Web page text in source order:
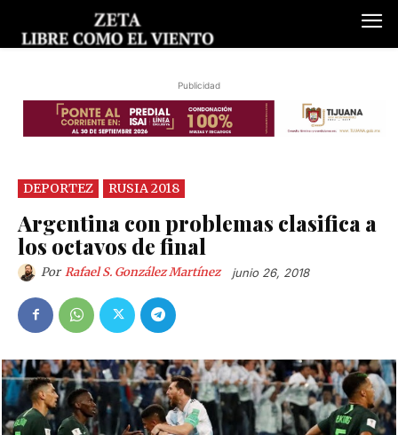
Publicidad
DEPORTEZ RUSIA 2018
Argentina con problemas clasifica a
los octavos de final
Por Rafael S. González Martínez junio 26, 2018